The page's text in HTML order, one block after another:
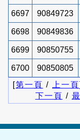
6697 90849723
6698 90849836
6699 90850755
6700 90850805
[第一頁 / 上一頁
下一頁 /